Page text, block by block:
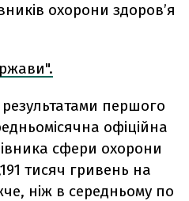
охорони здоров’я
першого
офіційна
сфери охорони
тисяч гривень на
ніж в середньому по